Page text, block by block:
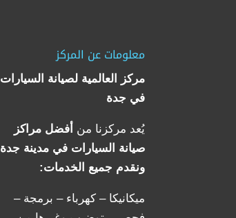
معلومات عن المركز
مركز العالمية لصيانة السيارات
في جدة
يُعد مركزنا من أفضل مراكز
صيانة السيارات في مدينة جدة
ونقدم جميع الخدمات:
ميكانيكا – كهرباء – برمجة –